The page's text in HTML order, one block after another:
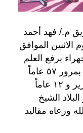
م./ فهد أحمد
الاثنين الموافق
برفع العلم
إيذاناً ببدء احتفالات الكويت الوطنية بمرور ٥٧ عاماً
على الاستقلال و٢٧ عاماً على التحرير و ١٢ عاماً
الشيخ
ورعاه مقاليد